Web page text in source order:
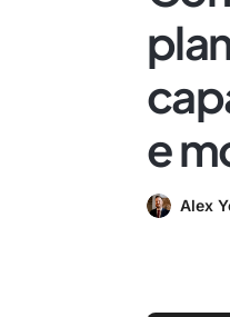
e
Alex